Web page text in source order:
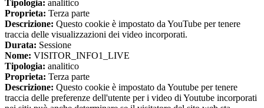
Tipologia: analitico
Proprieta: Terza parte
Descrizione: Questo cookie è impostato da YouTube per tenere
traccia delle visualizzazioni dei video incorporati.
Durata: Sessione
Nome: VISITOR_INFO1_LIVE
Tipologia: analitico
Proprieta: Terza parte
Descrizione: Questo cookie è impostato da Youtube per tenere
traccia delle preferenze dell'utente per i video di Youtube incorporati